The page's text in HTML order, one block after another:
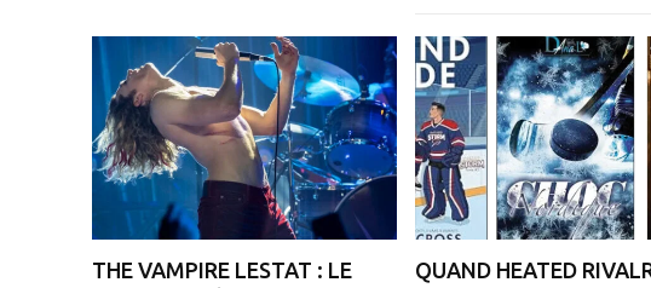
THE VAMPIRE LESTAT : LE
QUAND HEATED